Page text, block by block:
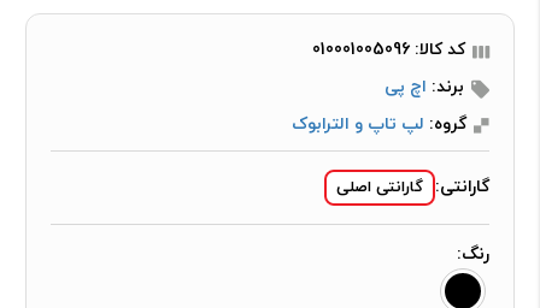
کد کالا: 010001005096
برند: اچ پی
گروه: لپ تاپ و الترابوک
گارانتی: گارانتی اصلی
رنگ: